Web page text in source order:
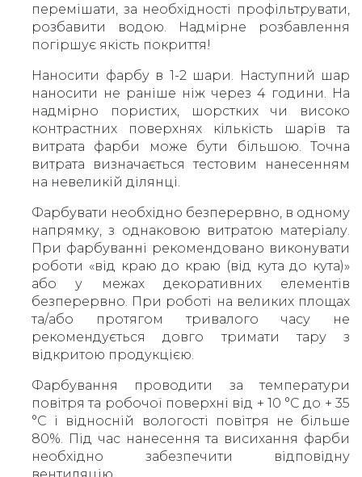
перемішати, за необхідності профільтрувати,
розбавити водою. Надмірне розбавлення
погіршує якість покриття!
Наносити фарбу в 1-2 шари. Наступний шар
наносити не раніше ніж через 4 години. На
надмірно пористих, шорстких чи високо
контрастних поверхнях кількість шарів та
витрата фарби може бути більшою. Точна
витрата визначається тестовим нанесенням
на невеликій ділянці.
Фарбувати необхідно безперервно, в одному
напрямку, з однаковою витратою матеріалу.
При фарбуванні рекомендовано виконувати
роботи «від краю до краю (від кута до кута)»
або у межах декоративних елементів
безперервно. При роботі на великих площах
та/або протягом тривалого часу не
рекомендується довго тримати тару з
відкритою продукцією.
Фарбування проводити за температури
повітря та робочої поверхні від + 10 °С до + 35
°С і відносній вологості повітря не більше
80%. Під час нанесення та висихання фарби
необхідно забезпечити відповідну